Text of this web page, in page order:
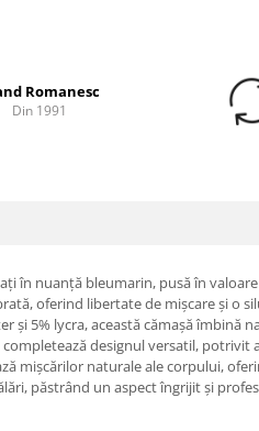
Romanesc
Din 1991
în nuanță bleumarin, pusă în
oferind libertate de mișcare și o
și 5% lycra, această cămașă
designul versatil,
mișcărilor naturale ale corpului,
păstrând un aspect îngrijit și